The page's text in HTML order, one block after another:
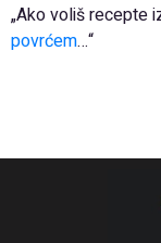
„Ako voliš recepte
povrćem…“